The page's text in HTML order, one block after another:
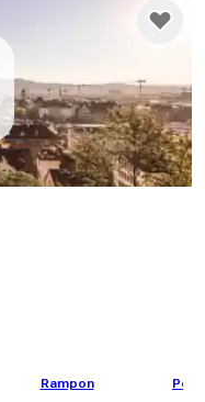
Rampon